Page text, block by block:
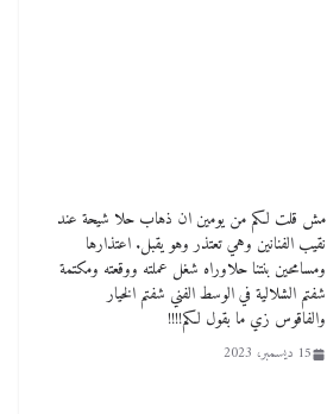
مش قلت لكم من يومين ان ذهاب حلا شيحة عند
نقيب الفنانين وهي تعتذر وهو يقبل. اعتذارها
ومسامحين بنتنا حلاوراه شغل عملته ووقعته ومكتمة
شفتم الشلالية في الوسط الفني شفتم الخيار
والفاقوس زي ما بقول لكم!!!!
15 ديسمبر، 2023